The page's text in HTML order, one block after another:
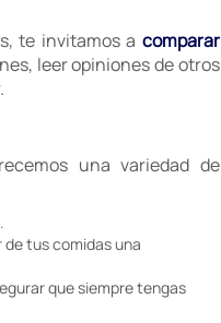
te invitamos a comparar
leer opiniones de otros
una variedad de
tus comidas una
que siempre tengas